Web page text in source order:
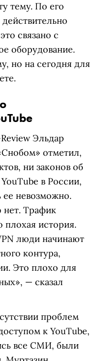
тему. По его
связано с
оборудование.
но на сегодня для
Эльдар
отметил,
ни законов об
в России,
ее невозможно.
нет. Трафик
плохая история.
люди начинают
контура,
Это плохо для
— сказал
проблем
к YouTube,
все СМИ, были